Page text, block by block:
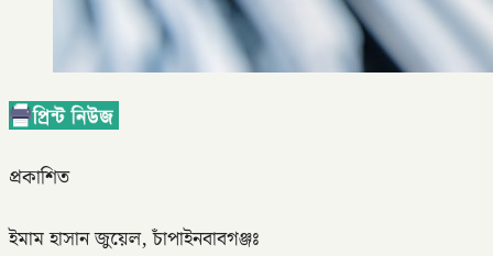
প্রকাশিত
ইমাম হাসান জুয়েল, চাঁপাইনবাবগঞ্জঃ